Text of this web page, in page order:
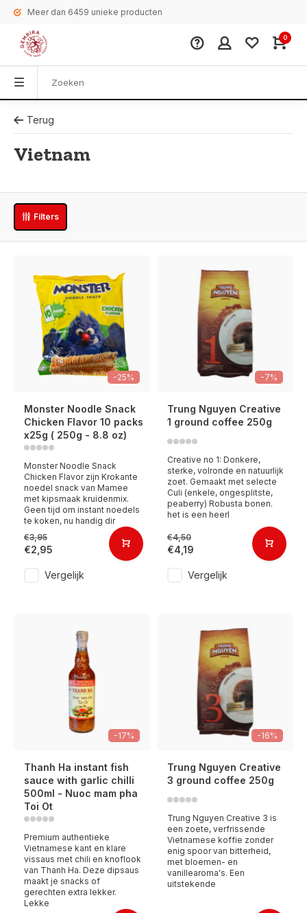
Meer dan 6459 unieke producten
0
Terug
Vietnam
Filters
-25%
Monster Noodle Snack
Chicken Flavor 10 packs
x25g ( 250g - 8.8 oz)
Monster Noodle Snack
Chicken Flavor zijn Krokante
noedel snack van Mamee
met kipsmaak kruidenmix.
Geen tijd om instant noedels
te koken, nu handig dir
€3,95
€2,95
Vergelijk
-7%
Trung Nguyen Creative
1 ground coffee 250g
Creative no 1: Donkere,
sterke, volronde en natuurlijk
zoet. Gemaakt met selecte
Culi (enkele, ongesplitste,
peaberry) Robusta bonen.
het is een heerl
€4,50
€4,19
Vergelijk
-17%
Thanh Ha instant fish
sauce with garlic chilli
500ml - Nuoc mam pha
Toi Ot
Premium authentieke
Vietnamese kant en klare
vissaus met chili en knoflook
van Thanh Ha. Deze dipsaus
maakt je snacks of
gerechten extra lekker.
Lekke
-16%
Trung Nguyen Creative
3 ground coffee 250g
Trung Nguyen Creative 3 is
een zoete, verfrissende
Vietnamese koffie zonder
enig spoor van bitterheid,
met bloemen- en
vanillearoma's. Een
uitstekende